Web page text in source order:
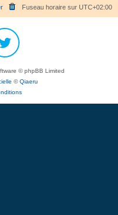
r
Fuseau horaire sur UTC+02:00
© phpBB Limited
©Qiaeru